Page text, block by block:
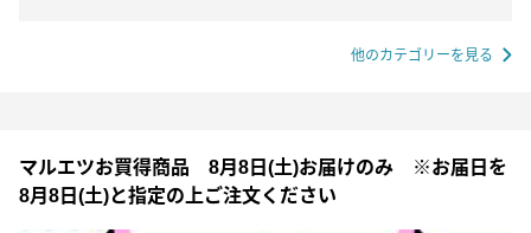
他のカテゴリーを見る
マルエツお買得商品 8月8日(土)お届けのみ ※お届日を
8月8日(土)と指定の上ご注文ください